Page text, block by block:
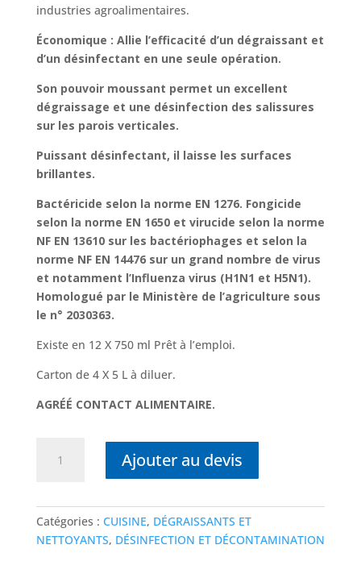
industries agroalimentaires.
Économique : Allie l’efficacité d’un dégraissant et
d’un désinfectant en une seule opération.
Son pouvoir moussant permet un excellent
dégraissage et une désinfection des salissures
sur les parois verticales.
Puissant désinfectant, il laisse les surfaces
brillantes.
Bactéricide selon la norme EN 1276. Fongicide
selon la norme EN 1650 et virucide selon la norme
NF EN 13610 sur les bactériophages et selon la
norme NF EN 14476 sur un grand nombre de virus
et notamment l’Influenza virus (H1N1 et H5N1).
Homologué par le Ministère de l’agriculture sous
le n° 2030363.
Existe en 12 X 750 ml Prêt à l’emploi.
Carton de 4 X 5 L à diluer.
AGRÉÉ CONTACT ALIMENTAIRE.
Ajouter au devis
Catégories : CUISINE, DÉGRAISSANTS ET
NETTOYANTS, DÉSINFECTION ET DÉCONTAMINATION